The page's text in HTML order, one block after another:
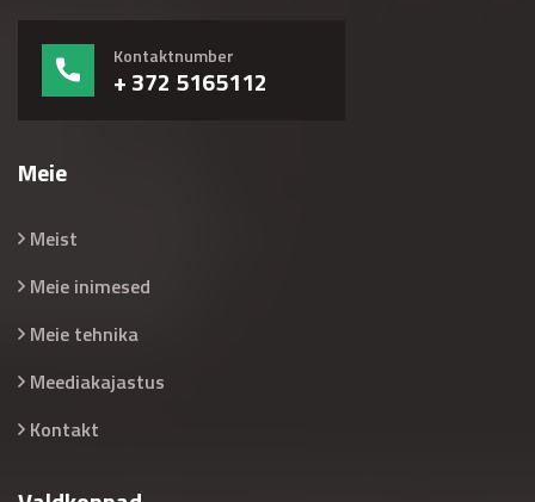
Kontaktnumber
+ 372 5165112
Meie
Meist
Meie inimesed
Meie tehnika
Meediakajastus
Kontakt